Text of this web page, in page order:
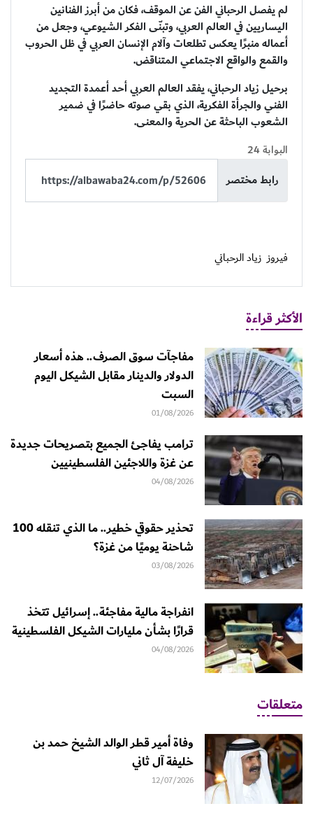
لم يفصل الرحباني الفن عن الموقف، فكان من أبرز الفنانين
اليساريين في العالم العربي، وتبنّى الفكر الشيوعي، وجعل من
أعماله منبرًا يعكس تطلعات وآلام الإنسان العربي في ظل الحروب
والقمع والواقع الاجتماعي المتناقض.
برحيل زياد الرحباني، يفقد العالم العربي أحد أعمدة التجديد
الفني والجرأة الفكرية، الذي بقي صوته حاضرًا في ضمير
الشعوب الباحثة عن الحرية والمعنى.
البوابة 24
رابط مختصر
فيروز زياد الرحباني
الأكثر قراءة
مفاجآت سوق الصرف.. هذه أسعار
الدولار والدينار مقابل الشيكل اليوم
السبت
01/08/2026
ترامب يفاجئ الجميع بتصريحات جديدة
عن غزة واللاجئين الفلسطينيين
04/08/2026
تحذير حقوقي خطير.. ما الذي تنقله 100
شاحنة يوميًا من غزة؟
03/08/2026
انفراجة مالية مفاجئة.. إسرائيل تتخذ
قرارًا بشأن مليارات الشيكل الفلسطينية
04/08/2026
متعلقات
وفاة أمير قطر الوالد الشيخ حمد بن
خليفة آل ثاني
12/07/2026